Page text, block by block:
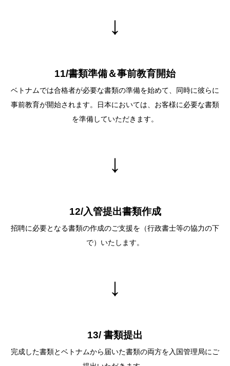
↓
11/書類準備＆事前教育開始
ベトナムでは合格者が必要な書類の準備を始めて、同時に彼らに
事前教育が開始されます。⽇本においては、お客様に必要な書類
を準備していただきます。
↓
12/⼊管提出書類作成
招聘に必要となる書類の作成のご⽀援を（⾏政書⼠等の協⼒の下
で）いたします。
↓
13/ 書類提出
完成した書類とベトナムから届いた書類の両⽅を⼊国管理局にご